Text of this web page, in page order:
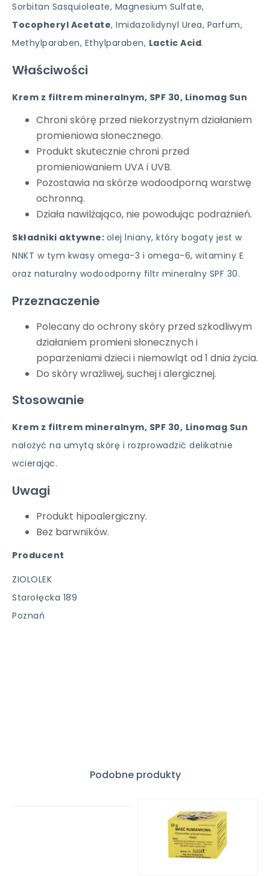
Sorbitan Sasquioleate, Magnesium Sulfate,
Tocopheryl Acetate, Imidazolidynyl Urea, Parfum,
Methylparaben, Ethylparaben, Lactic Acid.
Właściwości
Krem z filtrem mineralnym, SPF 30, Linomag Sun
Chroni skórę przed niekorzystnym działaniem
promieniowa słonecznego.
Produkt skutecznie chroni przed
promieniowaniem UVA i UVB.
Pozostawia na skórze wodoodporną warstwę
ochronną.
Działa nawilżająco, nie powodując podrażnień.
Składniki aktywne: olej lniany, który bogaty jest w
NNKT w tym kwasy omega-3 i omega-6, witaminy E
oraz naturalny wodoodporny filtr mineralny SPF 30.
Przeznaczenie
Polecany do ochrony skóry przed szkodliwym
działaniem promieni słonecznych i
poparzeniami dzieci i niemowląt od 1 dnia życia.
Do skóry wrażliwej, suchej i alergicznej.
Stosowanie
Krem z filtrem mineralnym, SPF 30, Linomag Sun
nałożyć na umytą skórę i rozprowadzić delikatnie
wcierając.
Uwagi
Produkt hipoalergiczny.
Bez barwników.
Producent
ZIOLOLEK
Starołęcka 189
Poznań
Podobne produkty